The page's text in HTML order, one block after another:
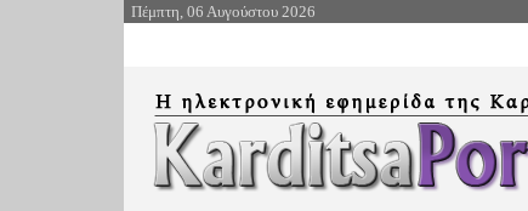
Πέμπτη, 06 Αυγούστου 2026